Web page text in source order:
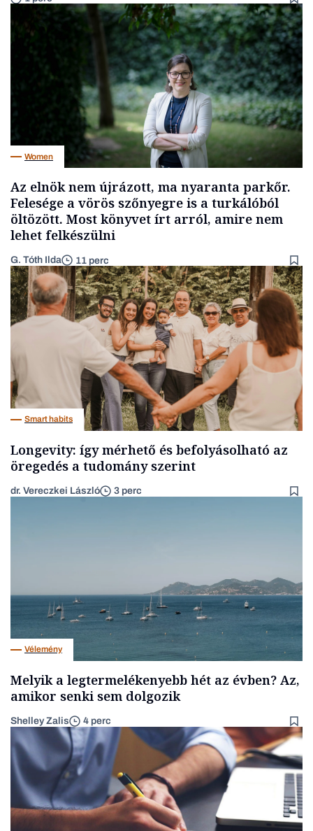
Women
Az elnök nem újrázott, ma nyaranta parkőr.
Felesége a vörös szőnyegre is a turkálóból
öltözött. Most könyvet írt arról, amire nem
lehet felkészülni
G. Tóth Ilda 11 perc
Smart habits
Longevity: így mérhető és befolyásolható az
öregedés a tudomány szerint
dr. Vereczkei László 3 perc
Vélemény
Melyik a legtermelékenyebb hét az évben? Az,
amikor senki sem dolgozik
Shelley Zalis 4 perc